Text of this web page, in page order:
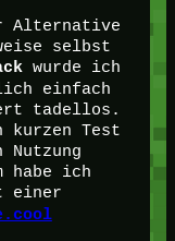
Alternative
selbst
wurde ich
einfach
tadellos.
kurzen Test
habe ich
einer